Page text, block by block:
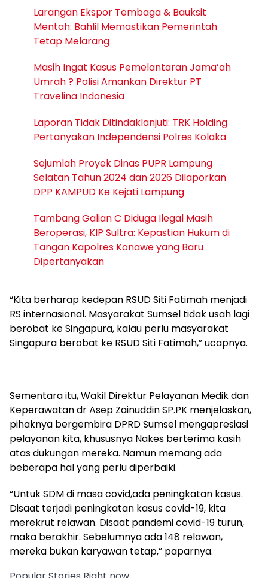
Larangan Ekspor Tembaga & Bauksit
Mentah: Bahlil Memastikan Pemerintah
Tetap Melarang
Masih Ingat Kasus Pemelantaran Jama’ah
Umrah ? Polisi Amankan Direktur PT
Travelina Indonesia
Laporan Tidak Ditindaklanjuti: TRK Holding
Pertanyakan Independensi Polres Kolaka
Sejumlah Proyek Dinas PUPR Lampung
Selatan Tahun 2024 dan 2026 Dilaporkan
DPP KAMPUD Ke Kejati Lampung
Tambang Galian C Diduga Ilegal Masih
Beroperasi, KIP Sultra: Kepastian Hukum di
Tangan Kapolres Konawe yang Baru
Dipertanyakan
“Kita berharap kedepan RSUD Siti Fatimah menjadi
RS internasional. Masyarakat Sumsel tidak usah lagi
berobat ke Singapura, kalau perlu masyarakat
Singapura berobat ke RSUD Siti Fatimah,” ucapnya.
Sementara itu, Wakil Direktur Pelayanan Medik dan
Keperawatan dr Asep Zainuddin SP.PK menjelaskan,
pihaknya bergembira DPRD Sumsel mengapresiasi
pelayanan kita, khususnya Nakes berterima kasih
atas dukungan mereka. Namun memang ada
beberapa hal yang perlu diperbaiki.
“Untuk SDM di masa covid,ada peningkatan kasus.
Disaat terjadi peningkatan kasus covid-19, kita
merekrut relawan. Disaat pandemi covid-19 turun,
maka berakhir. Sebelumnya ada 148 relawan,
mereka bukan karyawan tetap,” paparnya.